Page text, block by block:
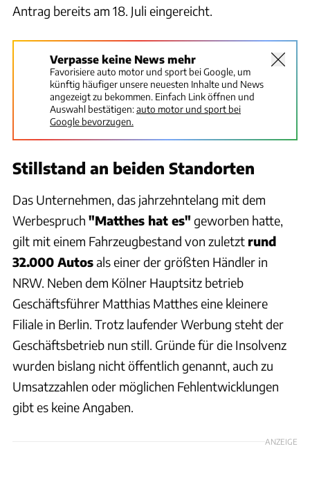
Antrag bereits am 18. Juli eingereicht.
Verpasse keine News mehr
Favorisiere auto motor und sport bei Google, um
künftig häufiger unsere neuesten Inhalte und News
angezeigt zu bekommen. Einfach Link öffnen und
Auswahl bestätigen:auto motor und sport bei
Google bevorzugen.
Stillstand an beiden Standorten
Das Unternehmen, das jahrzehntelang mit dem
Werbespruch "Matthes hat es" geworben hatte,
gilt mit einem Fahrzeugbestand von zuletzt rund
32.000 Autosals einer der größten Händler in
NRW. Neben dem Kölner Hauptsitz betrieb
Geschäftsführer Matthias Matthes eine kleinere
Filiale in Berlin. Trotz laufender Werbung steht der
Geschäftsbetrieb nun still. Gründe für die Insolvenz
wurden bislang nicht öffentlich genannt, auch zu
Umsatzzahlen oder möglichen Fehlentwicklungen
gibt es keine Angaben.
ANZEIGE